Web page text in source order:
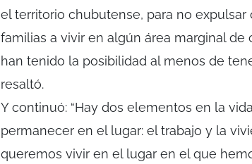
el territorio chubutense, para no
familias a vivir en algún área marginal
han tenido la posibilidad al menos de
resaltó.
Y continuó: “Hay dos elementos en la
permanecer en el lugar: el trabajo y la
queremos vivir en el lugar en el que